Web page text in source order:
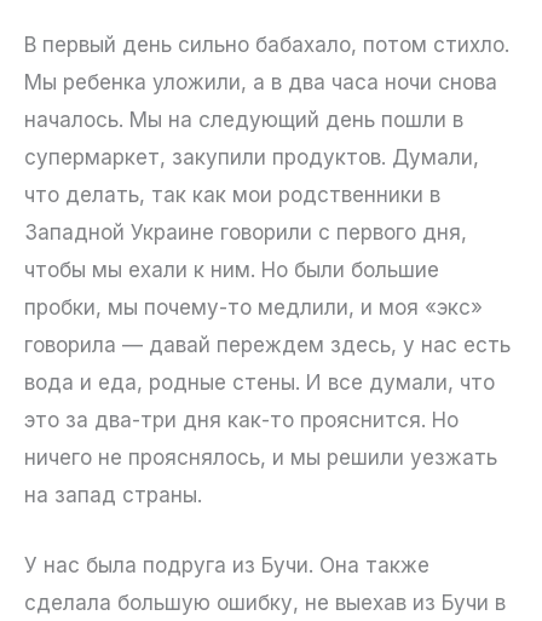
В первый день сильно бабахало, потом стихло.
Мы ребенка уложили, а в два часа ночи снова
началось. Мы на следующий день пошли в
супермаркет, закупили продуктов. Думали,
что делать, так как мои родственники в
Западной Украине говорили с первого дня,
чтобы мы ехали к ним. Но были большие
пробки, мы почему-то медлили, и моя «экс»
говорила — давай переждем здесь, у нас есть
вода и еда, родные стены. И все думали, что
это за два-три дня как-то прояснится. Но
ничего не прояснялось, и мы решили уезжать
на запад страны.
У нас была подруга из Бучи. Она также
сделала большую ошибку, не выехав из Бучи в